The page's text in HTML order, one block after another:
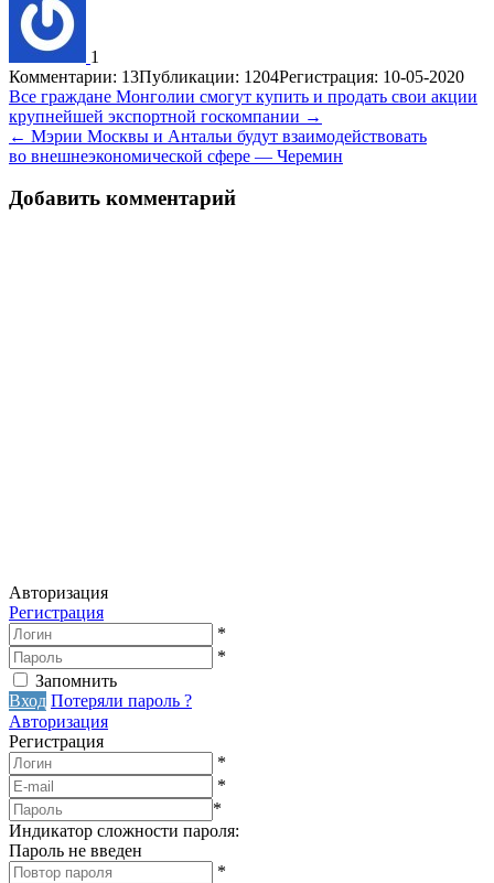
1
Комментарии: 13Публикации: 1204Регистрация: 10-05-2020
Навигация
по
записям
Все граждане Монголии смогут купить и продать свои акции
крупнейшей экспортной госкомпании →
← Мэрии Москвы и Антальи будут взаимодействовать
во внешнеэкономической сфере — Черемин
Добавить комментарий
Авторизация
Регистрация
*
*
Запомнить
Вход Потеряли пароль ?
Авторизация
Регистрация
*
*
*
Индикатор сложности пароля:
Пароль не введен
*